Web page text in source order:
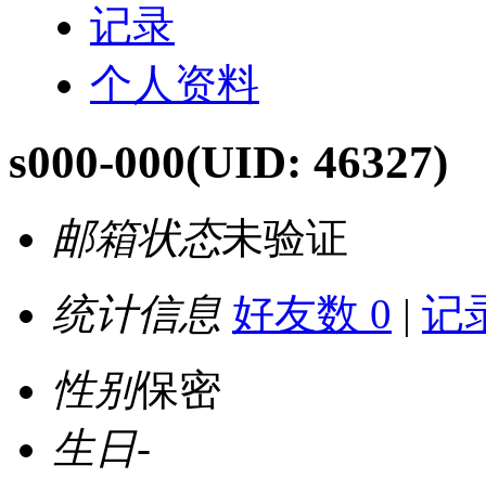
记录
个人资料
s000-000(UID: 46327)
邮箱状态未验证
统计信息 好友数 0 | 记
性别保密
生日-